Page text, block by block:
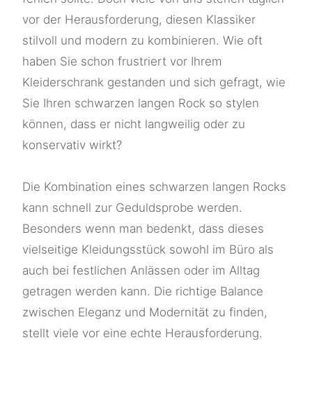
vor der Herausforderung, diesen Klassiker
stilvoll und modern zu kombinieren. Wie oft
haben Sie schon frustriert vor Ihrem
Kleiderschrank gestanden und sich gefragt, wie
Sie Ihren schwarzen langen Rock so stylen
können, dass er nicht langweilig oder zu
konservativ wirkt?
Die Kombination eines schwarzen langen Rocks
kann schnell zur Geduldsprobe werden.
Besonders wenn man bedenkt, dass dieses
vielseitige Kleidungsstück sowohl im Büro als
auch bei festlichen Anlässen oder im Alltag
getragen werden kann. Die richtige Balance
zwischen Eleganz und Modernität zu finden,
stellt viele vor eine echte Herausforderung.